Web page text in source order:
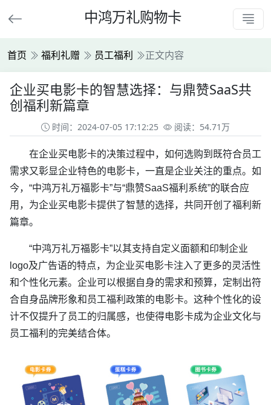
中鸿万礼购物卡
首页 福利礼赠 员工福利 正文内容
企业买电影卡的智慧选择：与鼎赞SaaS共
创福利新篇章
时间：2024-07-05 17:12:25 阅读：54.71万
在企业买电影卡的决策过程中，如何选购到既符合员工
需求又彰显企业特色的电影卡，一直是企业关注的重点。如
今，“中鸿万礼万福影卡”与“鼎赞SaaS福利系统”的联合应
用，为企业买电影卡提供了智慧的选择，共同开创了福利新
篇章。
“中鸿万礼万福影卡”以其支持自定义面额和印制企业
logo及广告语的特点，为企业买电影卡注入了更多的灵活性
和个性化元素。企业可以根据自身的需求和预算，定制出符
合自身品牌形象和员工福利政策的电影卡。这种个性化的设
计不仅提升了员工的归属感，也使得电影卡成为企业文化与
员工福利的完美结合体。